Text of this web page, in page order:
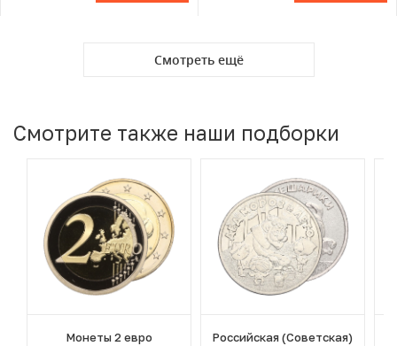
Смотреть ещё
Смотрите также наши подборки
Монеты 2 евро
Российская (Советская)